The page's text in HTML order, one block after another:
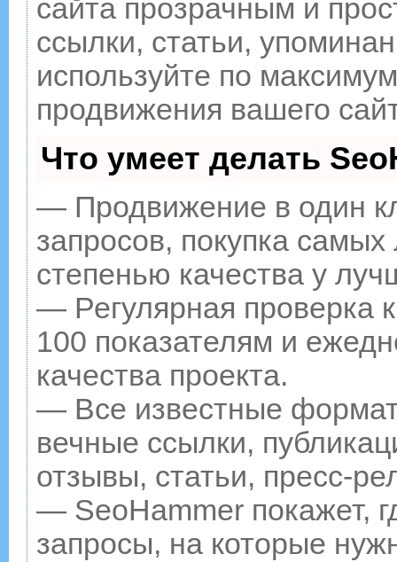
сайта прозрачным и
ссылки, статьи,
используйте по
продвижения вашего
Что умеет делать
— Продвижение в один
запросов, покупка
степенью качества у
— Регулярная проверка
100 показателям и
качества проекта.
— Все известные
вечные ссылки,
отзывы, статьи, пресс-
— SeoHammer покажет,
запросы, на которые